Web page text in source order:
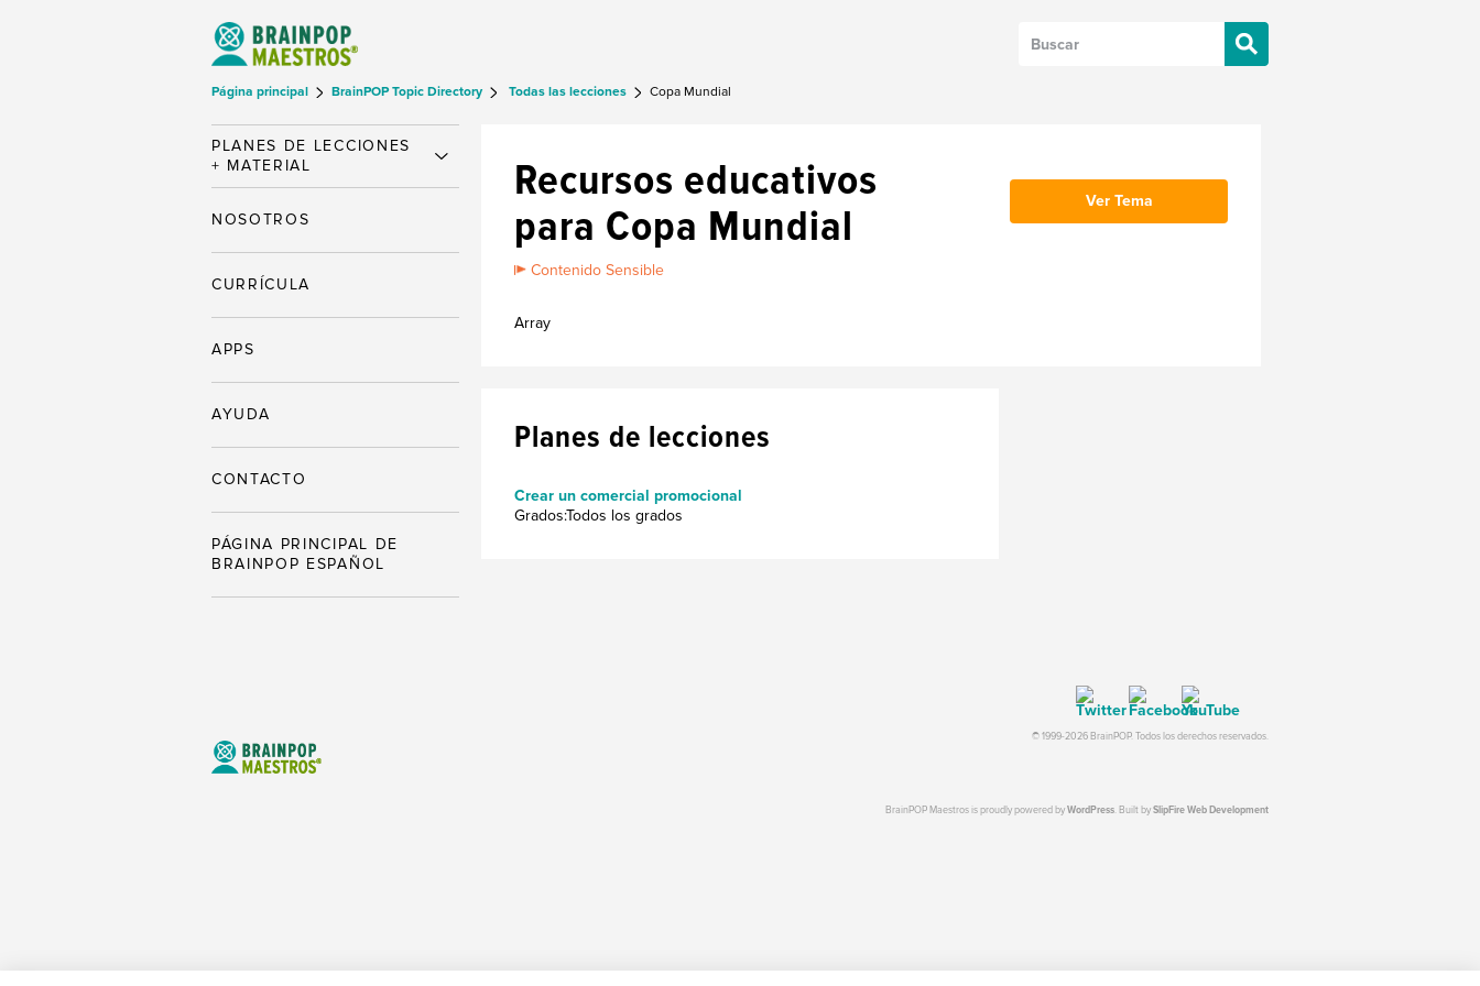
Página principal BrainPOP Topic Directory Todas las lecciones Copa Mundial
Recursos educativos
para Copa Mundial
Contenido Sensible
Array
Ver Tema
Planes de lecciones
Crear un comercial promocional
Grados:Todos los grados
PLANES DE LECCIONES
+ MATERIAL
NOSOTROS
CURRÍCULA
APPS
AYUDA
CONTACTO
PÁGINA PRINCIPAL DE
BRAINPOP ESPAÑOL
© 1999-2026 BrainPOP. Todos los derechos reservados.
BrainPOP Maestros is proudly powered byWordPress. Built bySlipFire Web Development